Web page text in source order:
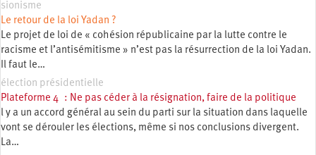
sionisme
Le retour de la loi Yadan ?
Le projet de loi de « cohésion républicaine par la lutte contre le
racisme et l’antisémitisme » n’est pas la résurrection de la loi Yadan.
Il faut le…
élection présidentielle
Plateforme 4 : Ne pas céder à la résignation, faire de la politique
l y a un accord général au sein du parti sur la situation dans laquelle
vont se dérouler les élections, même si nos conclusions divergent.
La…